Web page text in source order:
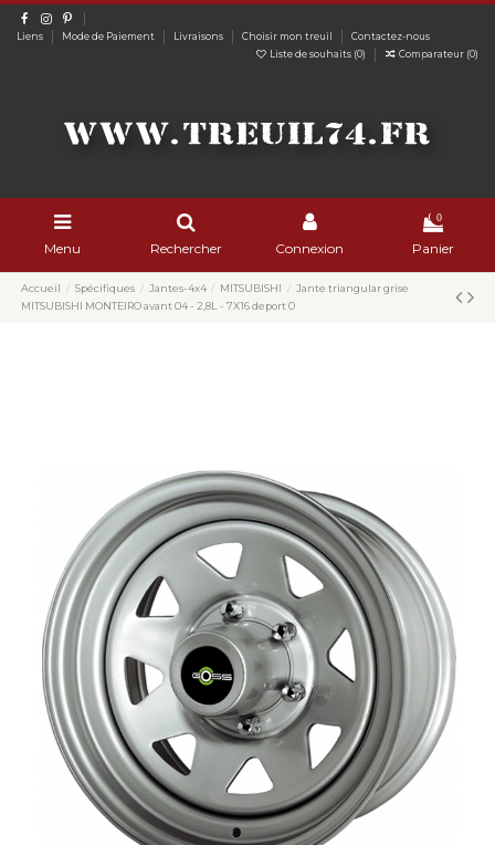
Liens Mode de Paiement Livraisons Choisir mon treuil
Contactez-nous
Liste de souhaits (0) Comparateur (0)
Menu Rechercher Connexion
0
Panier
Accueil Spécifiques Jantes-4x4 MITSUBISHI
Jante triangular grise
MITSUBISHI MONTEIRO avant 04 - 2,8L - 7X16 deport 0